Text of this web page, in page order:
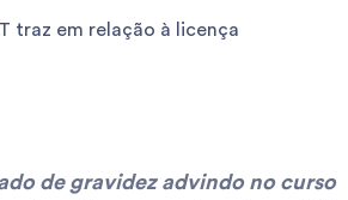
traz em relação à licença
de gravidez advindo no curso